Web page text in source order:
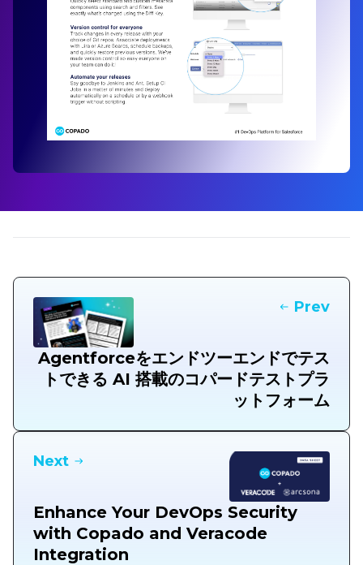
Prev
Agentforceをエンドツーエンドでテス
トできる AI 搭載のコパードテストプラ
ットフォーム
Next
Enhance Your DevOps Security
with Copado and Veracode
Integration